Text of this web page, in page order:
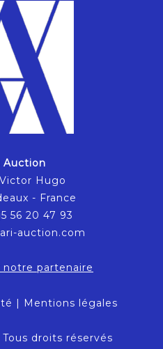
Auction
Hugo
- France
56 20 47 93
auction.com
partenaire
| Mentions légales
droits réservés